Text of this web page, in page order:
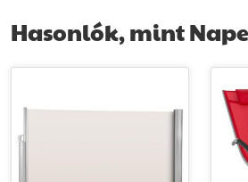
Hasonlók, mint